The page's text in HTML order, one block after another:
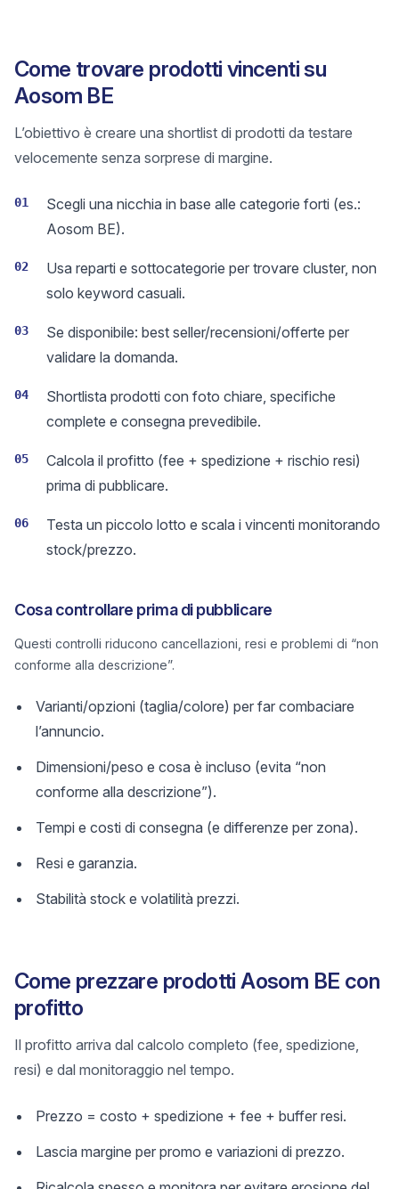
Come trovare prodotti vincenti su
Aosom BE
L’obiettivo è creare una shortlist di prodotti da testare
velocemente senza sorprese di margine.
01
Scegli una nicchia in base alle categorie forti (es.:
Aosom BE).
02
Usa reparti e sottocategorie per trovare cluster, non
solo keyword casuali.
03
Se disponibile: best seller/recensioni/offerte per
validare la domanda.
04
Shortlista prodotti con foto chiare, specifiche
complete e consegna prevedibile.
05
Calcola il profitto (fee + spedizione + rischio resi)
prima di pubblicare.
06
Testa un piccolo lotto e scala i vincenti monitorando
stock/prezzo.
Cosa controllare prima di pubblicare
Questi controlli riducono cancellazioni, resi e problemi di “non
conforme alla descrizione”.
Varianti/opzioni (taglia/colore) per far combaciare
l’annuncio.
Dimensioni/peso e cosa è incluso (evita “non
conforme alla descrizione”).
Tempi e costi di consegna (e differenze per zona).
Resi e garanzia.
Stabilità stock e volatilità prezzi.
Come prezzare prodotti Aosom BE con
profitto
Il profitto arriva dal calcolo completo (fee, spedizione,
resi) e dal monitoraggio nel tempo.
Prezzo = costo + spedizione + fee + buffer resi.
Lascia margine per promo e variazioni di prezzo.